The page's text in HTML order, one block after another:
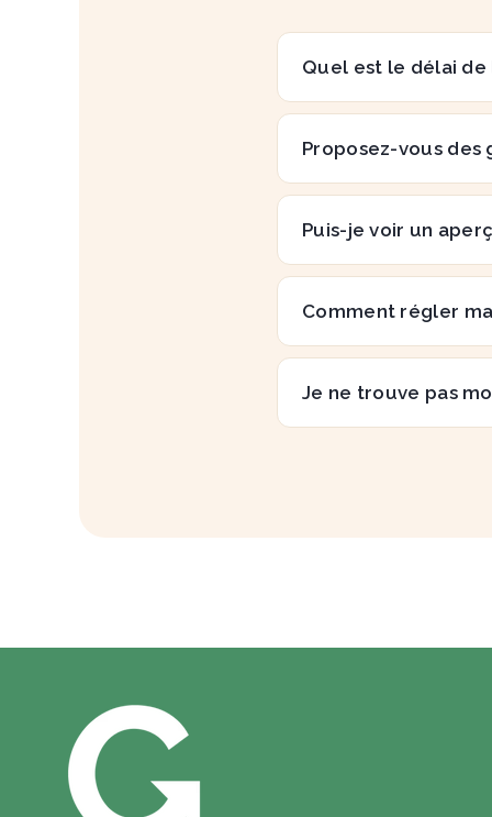
Quel est le délai de
Proposez-vous des
Puis-je voir un
Comment régler
Je ne trouve pas